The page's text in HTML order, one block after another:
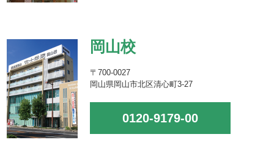
岡山校
〒700-0027
岡山県岡山市北区清心町3-27
0120-9179-00